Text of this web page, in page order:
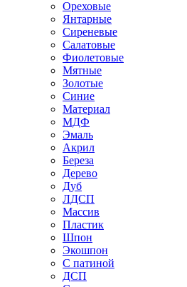
Ореховые
Янтарные
Сиреневые
Салатовые
Фиолетовые
Мятные
Золотые
Синие
Материал
МДФ
Эмаль
Акрил
Береза
Дерево
Дуб
ЛДСП
Массив
Пластик
Шпон
Экошпон
С патиной
ДСП